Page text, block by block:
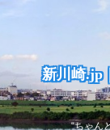
新川崎.jp
“ちゃん